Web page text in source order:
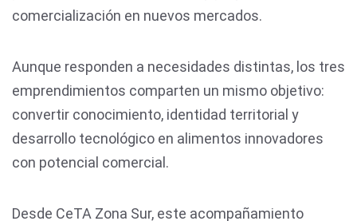
comercialización en nuevos mercados.
Aunque responden a necesidades distintas, los tres
emprendimientos comparten un mismo objetivo:
convertir conocimiento, identidad territorial y
desarrollo tecnológico en alimentos innovadores
con potencial comercial.
Desde CeTA Zona Sur, este acompañamiento